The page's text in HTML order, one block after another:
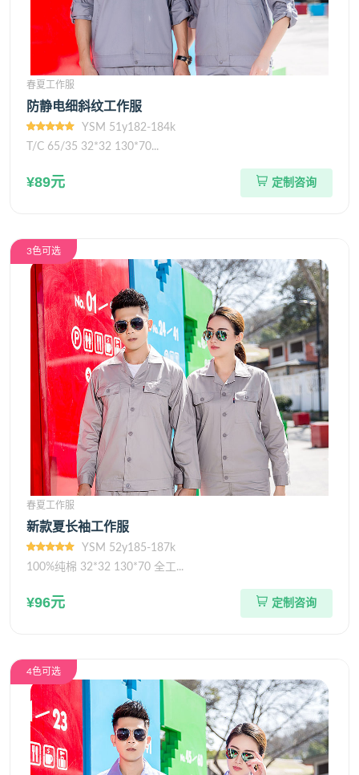
春夏工作服
防静电细斜纹工作服
YSM 51y182-184k
T/C 65/35 32*32 130*70...
¥89元 定制咨询
3色可选
春夏工作服
新款夏长袖工作服
YSM 52y185-187k
100%纯棉 32*32 130*70 全工...
¥96元 定制咨询
4色可选